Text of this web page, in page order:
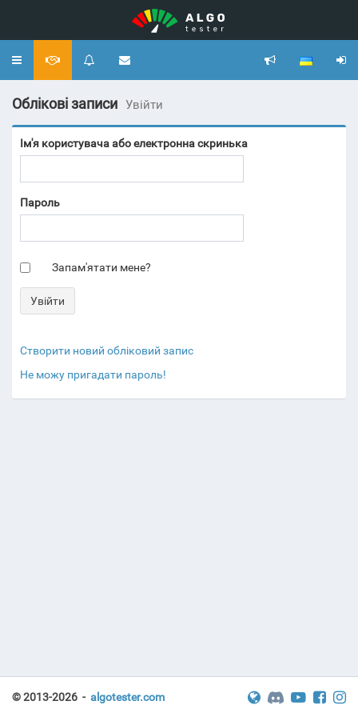
Toggle
Облікові записи Увійти
Ім'я користувача або електронна скринька
Пароль
Запам'ятати мене?
Створити новий обліковий запис
Не можу пригадати пароль!
© 2013-2026 - algotester.com